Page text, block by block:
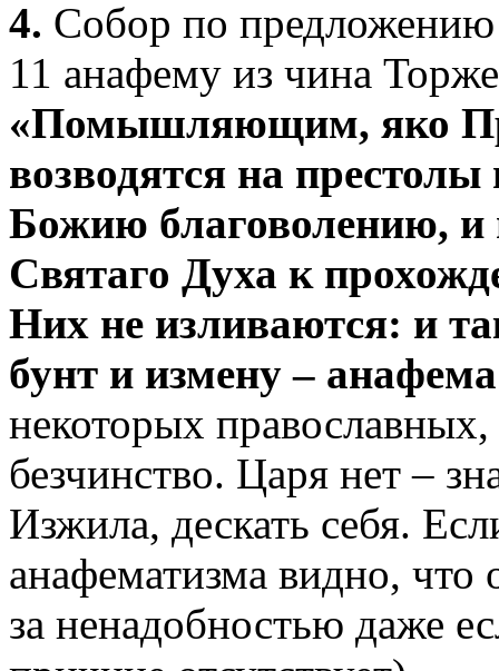
4. Собор по предложению
11 анафему из чина
«Помышляющим, яко
возводятся на
Божию благоволению, и
Святаго Духа к
Них не изливаются: и
бунт и измену –
некоторых
безчинство. Царя нет –
Изжила, дескать себя.
анафематизма видно,
за ненадобностью даже